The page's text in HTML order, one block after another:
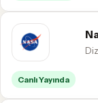
Canlı Yayında